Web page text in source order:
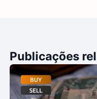
Publicações